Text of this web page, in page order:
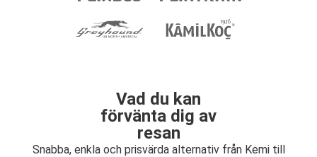
Vad du kan
förvänta dig av
resan
Snabba, enkla och prisvärda alternativ från Kemi till